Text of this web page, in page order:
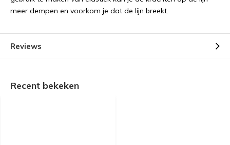
meer dempen en voorkom je dat de lijn breekt.
Reviews
Recent bekeken